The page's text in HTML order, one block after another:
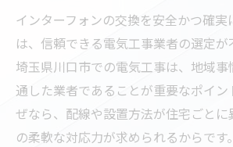
インターフォンの交換を安全かつ確実
は、信頼できる電気工事業者の選定が
埼玉県川口市での電気工事は、地域
通した業者であることが重要なポイン
ぜなら、配線や設置方法が住宅ごとに
の柔軟な対応力が求められるからです。